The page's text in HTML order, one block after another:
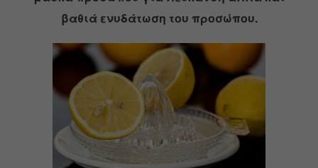
βαθιά ενυδάτωση του προσώπου.